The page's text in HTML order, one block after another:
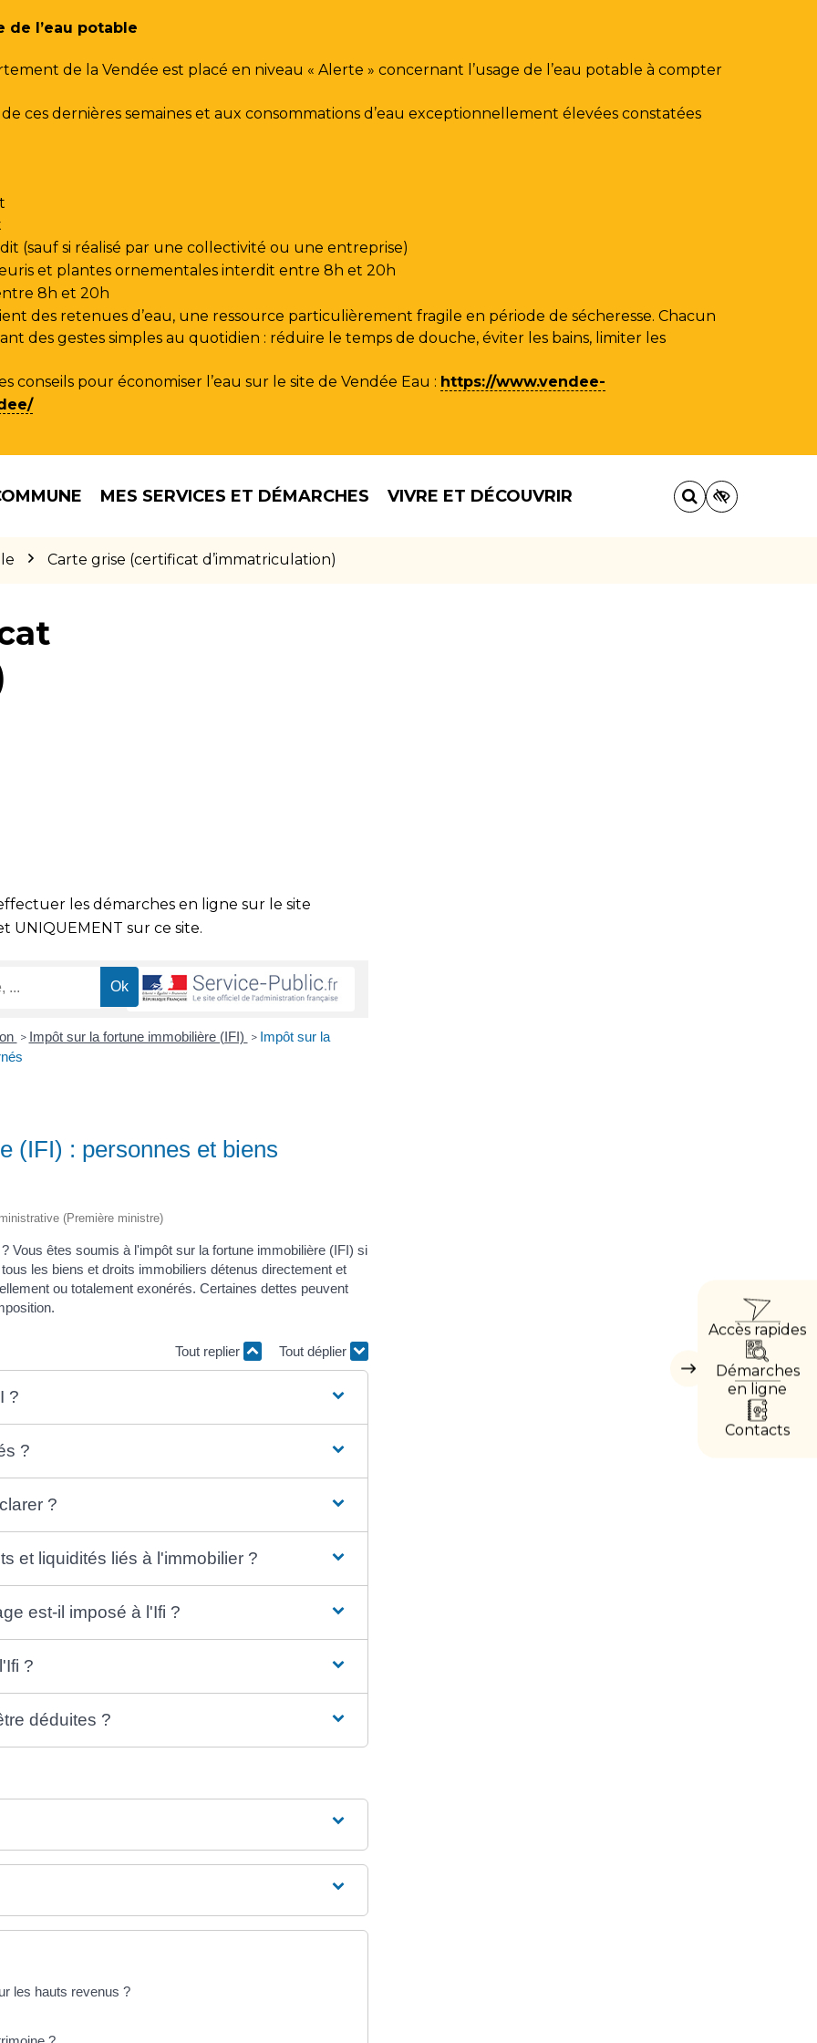
de l’eau potable
de la Vendée est placé en niveau « Alerte » concernant l’usage de l’eau potable à compter
ces dernières semaines et aux consommations d’eau exceptionnellement élevées constatées
(sauf si réalisé par une collectivité ou une entreprise)
et plantes ornementales interdit entre 8h et 20h
8h et 20h
des retenues d’eau, une ressource particulièrement fragile en période de sécheresse. Chacun
des gestes simples au quotidien : réduire le temps de douche, éviter les bains, limiter les
conseils pour économiser l’eau sur le site de Vendée Eau : https://www.vendee-
MES SERVICES ET DÉMARCHES VIVRE ET DÉCOUVRIR
Carte grise (certificat d’immatriculation)
Masquer
Accès rapides
Démarches
en ligne
Contacts
les démarches en ligne sur le site
UNIQUEMENT sur ce site.
> Impôt sur la fortune immobilière (IFI) > Impôt sur la
(IFI) : personnes et biens
(Première ministre)
Vous êtes soumis à l'impôt sur la fortune immobilière (IFI) si
les biens et droits immobiliers détenus directement et
ou totalement exonérés. Certaines dettes peuvent
Tout replier Tout déplier
?
?
?
et liquidités liés à l'immobilier ?
est-il imposé à l'Ifi ?
?
déduites ?
les hauts revenus ?